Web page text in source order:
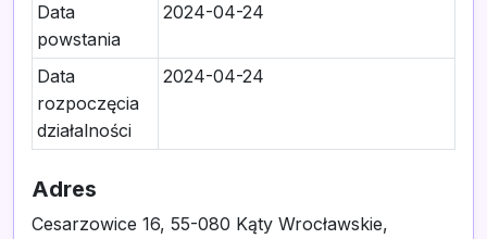
Data
powstania
2024-04-24
Data
rozpoczęcia
działalności
2024-04-24
Adres
Cesarzowice 16, 55-080 Kąty Wrocławskie,